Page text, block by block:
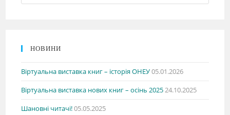
НОВИНИ
Віртуальна виставка книг – історія ОНЕУ05.01.2026
Віртуальна виставка нових книг – осінь 202524.10.2025
Шановні читачі!05.05.2025